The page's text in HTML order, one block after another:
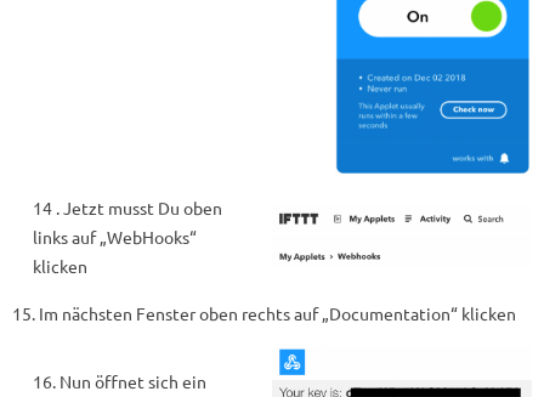
14 . Jetzt musst Du oben
links auf „WebHooks“
klicken
15. Im nächsten Fenster oben rechts auf „Documentation“ klicken
16. Nun öffnet sich ein